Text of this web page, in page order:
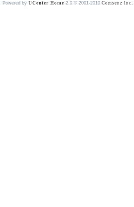
Powered by UCenter Home 2.0 © 2001-2010 Comsenz Inc.